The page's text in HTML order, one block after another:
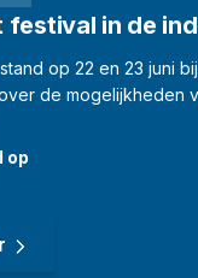
festival in de
op 22 en 23 juni
de mogelijkheden
op